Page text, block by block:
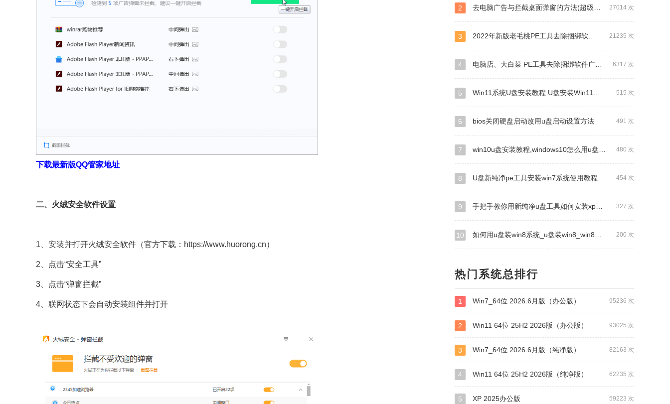
下载最新版QQ管家地址
二、火绒安全软件设置
1、安装并打开火绒安全软件（官方下载： https://www.huorong.cn）
2、点击“安全工具”
3、点击“弹窗拦截”
4、联网状态下会自动安装组件并打开
27014 次
2 去电脑广告与拦截桌面弹窗的方法(超级实用)
21235 次
3 2022年新版老毛桃PE工具去除捆绑软件广告的方法（独家首发）
6317 次
4 电脑店、大白菜 PE工具去除捆绑软件广告的方法
515 次
5 Win11系统U盘安装教程 U盘安装Win11系统详细图文教程
491 次
6 bios关闭硬盘启动改用u盘启动设置方法
480 次
7 win10u盘安装教程,windows10怎么用u盘新纯净pe安装
454 次
8 U盘新纯净pe工具安装win7系统使用教程
327 次
9 手把手教你用新纯净u盘工具如何安装xp系统
200 次
10 如何用u盘装win8系统_u盘装win8_win8系统安装教程_新纯净启动
热门系统总排行
95236 次
1 Win7_64位 2026.6月版（办公版）
93025 次
2 Win11 64位 25H2 2026版（办公版）
82163 次
3 Win7_64位 2026.6月版（纯净版）
62235 次
4 Win11 64位 25H2 2026版（纯净版）
59223 次
5 XP 2025办公版